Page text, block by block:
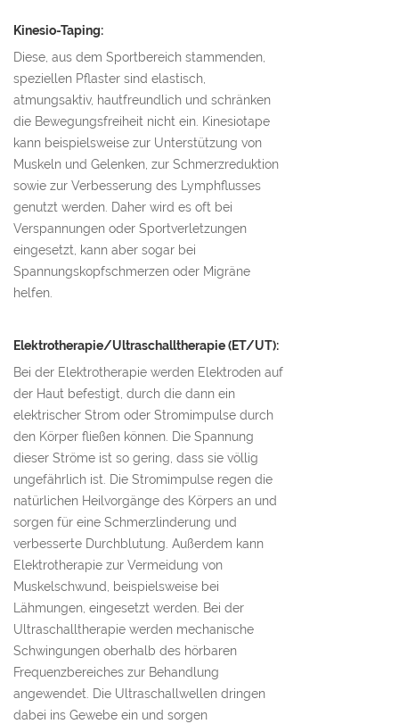
Kinesio-Taping:
Diese, aus dem Sportbereich stammenden,
speziellen Pflaster sind elastisch,
atmungsaktiv, hautfreundlich und schränken
die Bewegungsfreiheit nicht ein. Kinesiotape
kann beispielsweise zur Unterstützung von
Muskeln und Gelenken, zur Schmerzreduktion
sowie zur Verbesserung des Lymphflusses
genutzt werden. Daher wird es oft bei
Verspannungen oder Sportverletzungen
eingesetzt, kann aber sogar bei
Spannungskopfschmerzen oder Migräne
helfen.
Elektrotherapie/Ultraschalltherapie (ET/UT):
Bei der Elektrotherapie werden Elektroden auf
der Haut befestigt, durch die dann ein
elektrischer Strom oder Stromimpulse durch
den Körper fließen können. Die Spannung
dieser Ströme ist so gering, dass sie völlig
ungefährlich ist. Die Stromimpulse regen die
natürlichen Heilvorgänge des Körpers an und
sorgen für eine Schmerzlinderung und
verbesserte Durchblutung. Außerdem kann
Elektrotherapie zur Vermeidung von
Muskelschwund, beispielsweise bei
Lähmungen, eingesetzt werden. Bei der
Ultraschalltherapie werden mechanische
Schwingungen oberhalb des hörbaren
Frequenzbereiches zur Behandlung
angewendet. Die Ultraschallwellen dringen
dabei ins Gewebe ein und sorgen